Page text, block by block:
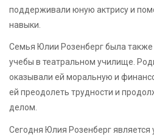
поддерживали юную актрису и
навыки.
Семья Юлии Розенберг была также
учебы в театральном училище.
оказывали ей моральную и
ей преодолеть трудности и
делом.
Сегодня Юлия Розенберг является